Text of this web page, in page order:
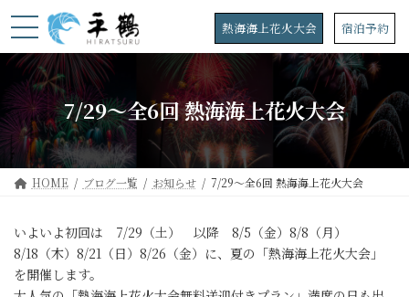
ン
ン
へ
ス
キ
ッ
プ
ビ
ー
ョ
ン
に
移
動
熱海海上花火大会 宿泊予約
7/29～全6回 熱海海上花火大会
HOME ブログ一覧 お知らせ 7/29～全6回 熱海海上花火大会
いよいよ初回は 7/29（土） 以降 8/5（金）8/8（月）
8/18（木）8/21（日）8/26（金）に、夏の「熱海海上花火大会」
を開催します。